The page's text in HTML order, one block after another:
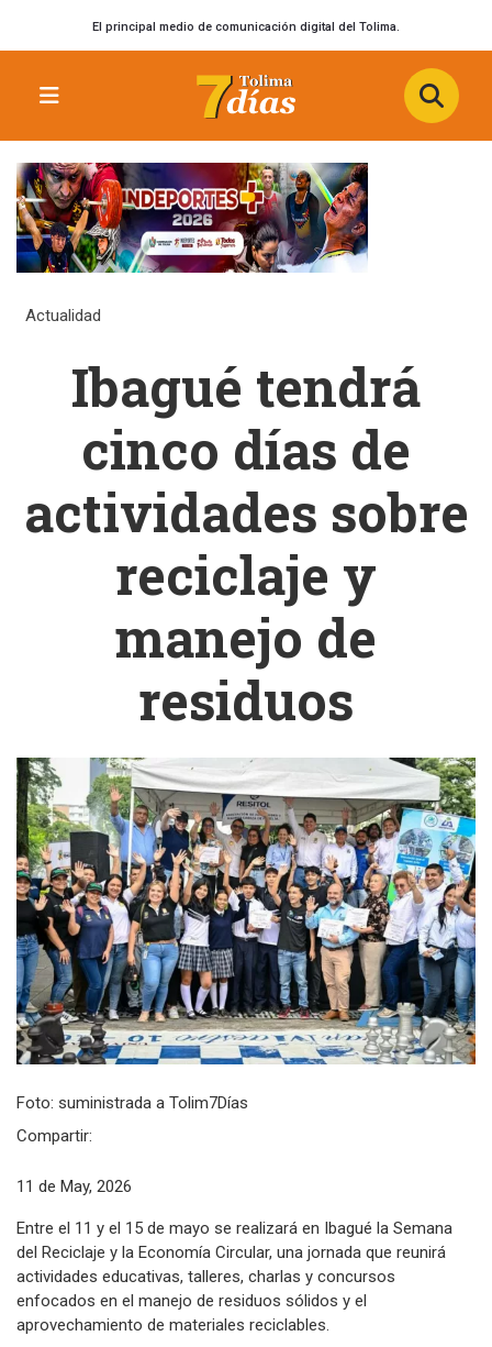
El principal medio de comunicación digital del Tolima.
Actualidad
Ibagué tendrá
cinco días de
actividades sobre
reciclaje y
manejo de
residuos
Foto: suministrada a Tolim7Días
Compartir:
11 de May, 2026
Entre el 11 y el 15 de mayo se realizará en Ibagué la Semana
del Reciclaje y la Economía Circular, una jornada que reunirá
actividades educativas, talleres, charlas y concursos
enfocados en el manejo de residuos sólidos y el
aprovechamiento de materiales reciclables.